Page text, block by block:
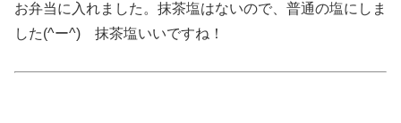
お弁当に入れました。抹茶塩はないので、普通の塩にしま
した(^ー^) 抹茶塩いいですね！